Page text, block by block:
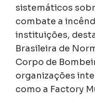
sistemáticos
combate a
instituições,
Brasileira de
Corpo de
organizações
como a Factory